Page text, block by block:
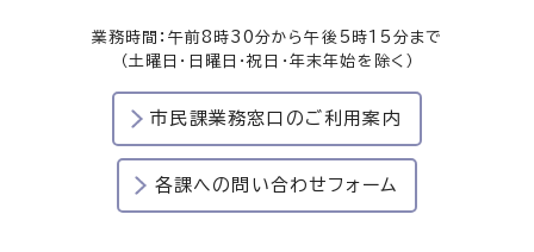
業務時間：午前8時30分から午後5時15分まで
（土曜日・日曜日・祝日・年末年始を除く）
市民課業務窓口のご利用案内
各課への問い合わせフォーム